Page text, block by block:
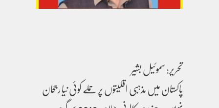
تحریر: سموئیل بشیر
پاکستان میں مذہبی اقلیتوں پر حملے کوئی نیا رجحان